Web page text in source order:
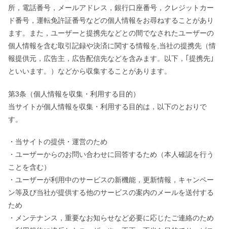
所，電話番号，メールアドレス，銀行口座番号，クレジットカー
ド番号，運転免許証番号などの個人情報をお尋ねすることがあり
ます。また，ユーザーと提携先などとの間でなされたユーザーの
個人情報を含む取引記録や決済に関する情報を,当社の提携先（情
報提供元，広告主，広告配信先などを含みます。以下，｢提携先｣
といいます。）などから収集することがあります。
第3条（個人情報を収集・利用する目的）
当サイトが個人情報を収集・利用する目的は，以下のとおりで
す。
・当サイトの提供・運営のため
・ユーザーからのお問い合わせに回答するため（本人確認を行う
ことを含む）
・ユーザーが利用中のサービスの新機能，更新情報，キャンペー
ン等及び当社が提供する他のサービスの案内のメールを送付する
ため
・メンテナンス，重要なお知らせなど必要に応じたご連絡のため